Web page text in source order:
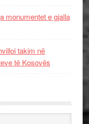
monumentet e gjalla
takim në
të Kosovës